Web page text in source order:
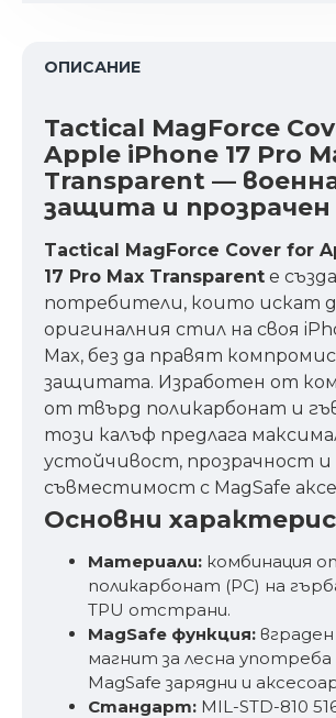
ОПИСАНИЕ
Tactical MagForce
Apple iPhone 17 Pro
Transparent —
защита и прозрачен
Tactical MagForce Cover for
17 Pro Max Transparent е
потребители, които искат
оригиналния стил на своя
Max, без да правят
защитата. Изработен от
от твърд поликарбонат и
този калъф предлага
устойчивост, прозрачност и
съвместимост с MagSafe
Основни
Материали: комбинация
поликарбонат (PC) на
TPU отстрани.
MagSafe функция:
магнит за лесна употреба
MagSafe зарядни и
Стандарт: MIL-STD-810